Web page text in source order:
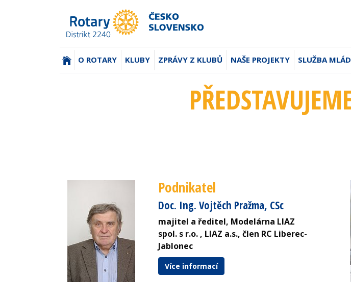
(AKTUÁLNÍ)
O ROTARY KLUBY ZPRÁVY Z KLUBŮ NAŠE PROJEKTY SLUŽBA
Podnikatel
Doc. Ing. Vojtěch Pražma, CSc
majitel a ředitel, Modelárna LIAZ
spol. s r.o. , LIAZ a.s., člen RC Liberec-
Jablonec
Více informací